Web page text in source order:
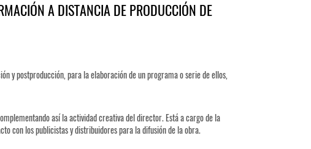
A DISTANCIA DE PRODUCCIÓN DE
y postproducción, para la elaboración de un programa o serie de ellos,
así la actividad creativa del director. Está a cargo de la
con los publicistas y distribuidores para la difusión de la obra.